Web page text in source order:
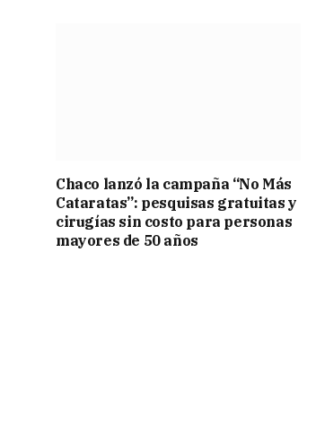
Chaco lanzó la campaña “No Más
Cataratas”: pesquisas gratuitas y
cirugías sin costo para personas
mayores de 50 años